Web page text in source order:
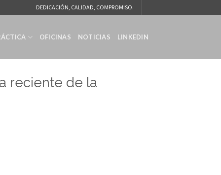
DEDICACIÓN, CALIDAD, COMPROMISO.
OFICINAS NOTICIAS LINKEDIN
reciente de la